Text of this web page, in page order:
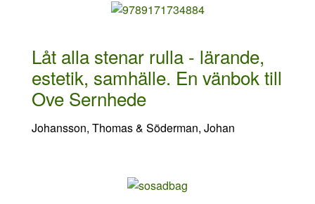
Låt alla stenar rulla - lärande,
estetik, samhälle. En vänbok till
Ove Sernhede
Johansson, Thomas & Söderman, Johan